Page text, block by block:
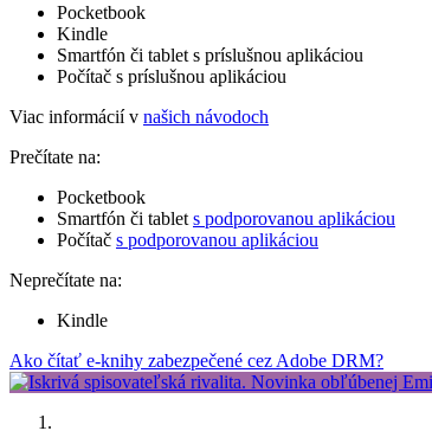
Pocketbook
Kindle
Smartfón či tablet s príslušnou aplikáciou
Počítač s príslušnou aplikáciou
Viac informácií v našich návodoch
Prečítate na:
Pocketbook
Smartfón či tablet s podporovanou aplikáciou
Počítač s podporovanou aplikáciou
Neprečítate na:
Kindle
Ako čítať e-knihy zabezpečené cez Adobe DRM?